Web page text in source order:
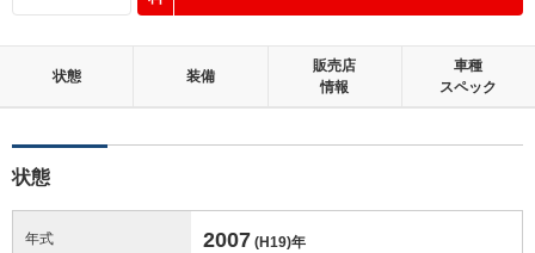
状態 装備
販売店
情報
車種
スペック
状態
年式 2007 (H19)年